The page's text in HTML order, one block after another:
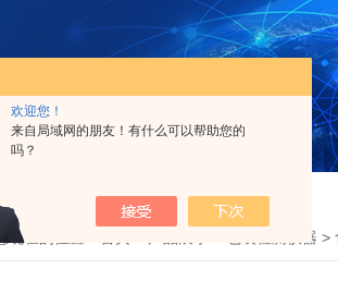
欢迎您！
来自局域网的朋友！有什么可以帮助您的
吗？
您现在的位置： 包装检测仪器 >